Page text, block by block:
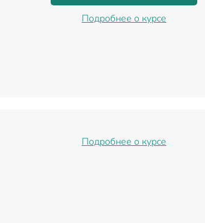
Подробнее о курсе
Подробнее о курсе